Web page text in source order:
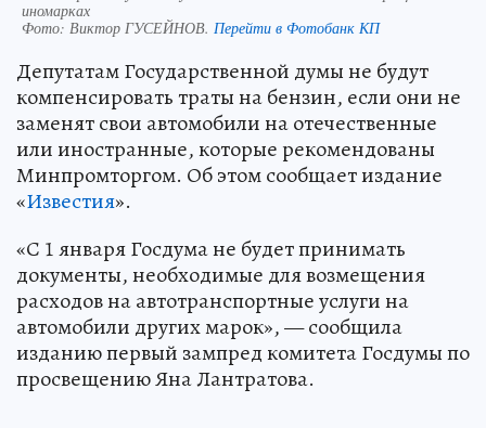
иномарках
Фото: Виктор ГУСЕЙНОВ. Перейти в Фотобанк КП
Депутатам Государственной думы не будут
компенсировать траты на бензин, если они не
заменят свои автомобили на отечественные
или иностранные, которые рекомендованы
Минпромторгом. Об этом сообщает издание
«Известия».
«С 1 января Госдума не будет принимать
документы, необходимые для возмещения
расходов на автотранспортные услуги на
автомобили других марок», — сообщила
изданию первый зампред комитета Госдумы по
просвещению Яна Лантратова.